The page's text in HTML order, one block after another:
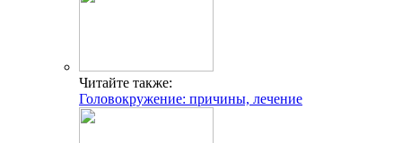
Читайте также:
Головокружение: причины, лечение